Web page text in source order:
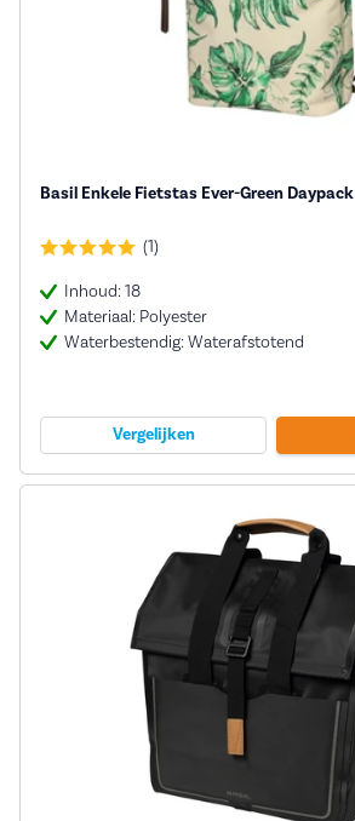
Basil Enkele Fietstas Ever-Green Daypack
(1)
Inhoud: 18
Materiaal: Polyester
Waterbestendig: Waterafstotend
Vergelijken